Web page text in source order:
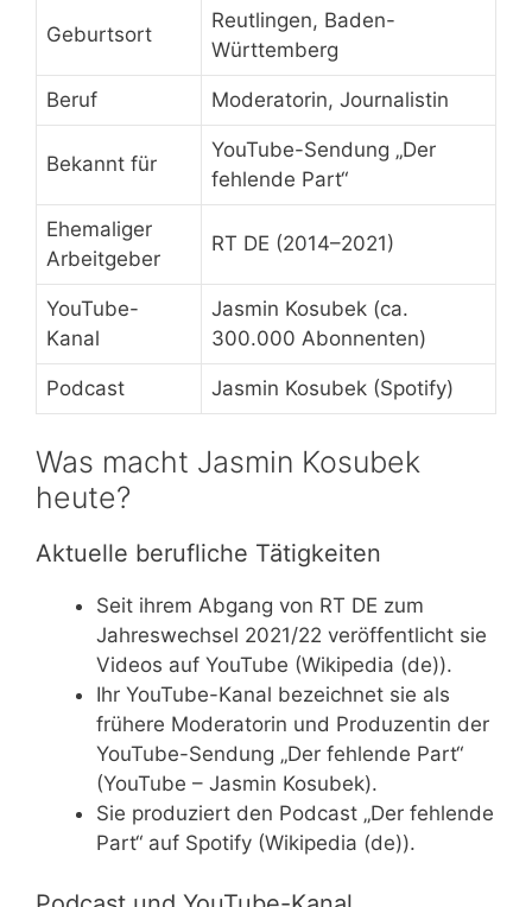
Geburtsort
Reutlingen, Baden-
Württemberg
Beruf Moderatorin, Journalistin
Bekannt für
YouTube-Sendung „Der
fehlende Part“
Ehemaliger
Arbeitgeber
RT DE (2014–2021)
YouTube-
Kanal
Jasmin Kosubek (ca.
300.000 Abonnenten)
Podcast Jasmin Kosubek (Spotify)
Was macht Jasmin Kosubek
heute?
Aktuelle berufliche Tätigkeiten
Seit ihrem Abgang von RT DE zum
Jahreswechsel 2021/22 veröffentlicht sie
Videos auf YouTube (Wikipedia (de)).
Ihr YouTube-Kanal bezeichnet sie als
frühere Moderatorin und Produzentin der
YouTube-Sendung „Der fehlende Part“
(YouTube – Jasmin Kosubek).
Sie produziert den Podcast „Der fehlende
Part“ auf Spotify (Wikipedia (de)).